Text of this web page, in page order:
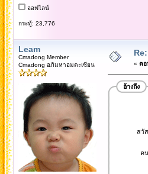
ออฟไลน์
กระทู้: 23,776
Leam
Cmadong Member
Cmadong อภิมหาอมตะเซียน
« ตอ
อ้างถึง
สวัสดีปี
คนสวยกั